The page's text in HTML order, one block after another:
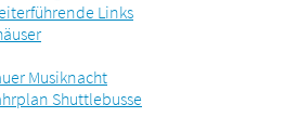
Links
Musiknacht
Shuttlebusse